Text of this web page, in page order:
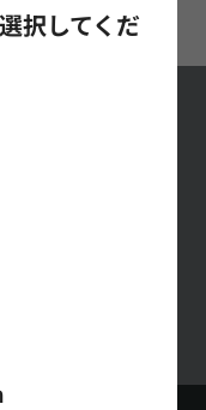
択してくだ
・ご要望